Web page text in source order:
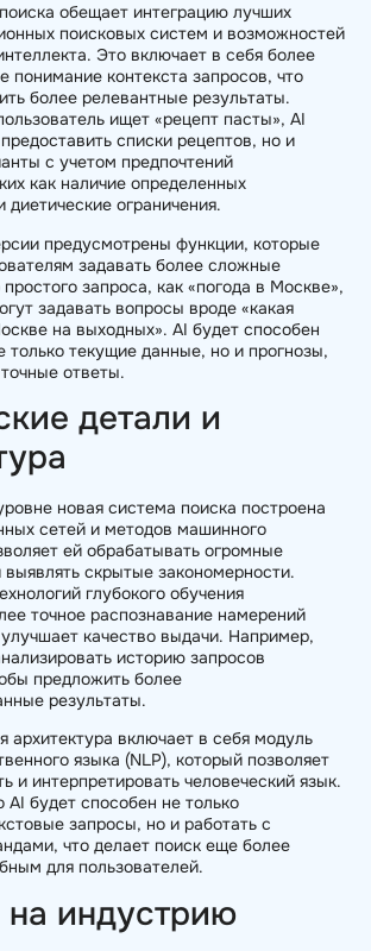
обещает интеграцию лучших
поисковых систем и возможностей
Это включает в себя более
понимание контекста запросов, что
более релевантные результаты.
ищет «рецепт пасты», AI
списки рецептов, но и
с учетом предпочтений
как наличие определенных
диетические ограничения.
предусмотрены функции, которые
задавать более сложные
запроса, как «погода в Москве»,
задавать вопросы вроде «какая
на выходных». AI будет способен
только текущие данные, но и прогнозы,
ответы.
детали и
новая система поиска построена
сетей и методов машинного
ей обрабатывать огромные
скрытые закономерности.
глубокого обучения
точное распознавание намерений
качество выдачи. Например,
историю запросов
предложить более
результаты.
архитектура включает в себя модуль
языка (NLP), который позволяет
и интерпретировать человеческий язык.
AI будет способен не только
запросы, но и работать с
что делает поиск еще более
для пользователей.
на индустрию